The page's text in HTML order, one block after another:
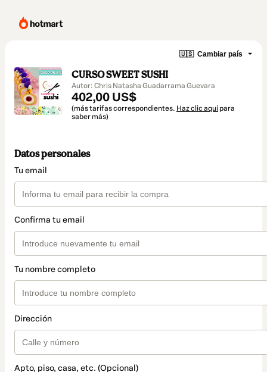
🇺🇸 Cambiar país
CURSO SWEET SUSHI
Autor: Chris Natasha Guadarrama Guevara
402,00 US$
(más tarifas correspondientes. Haz clic aquí para
saber más)
Datos personales
Tu email
Confirma tu email
Tu nombre completo
Dirección
Apto, piso, casa, etc. (Opcional)